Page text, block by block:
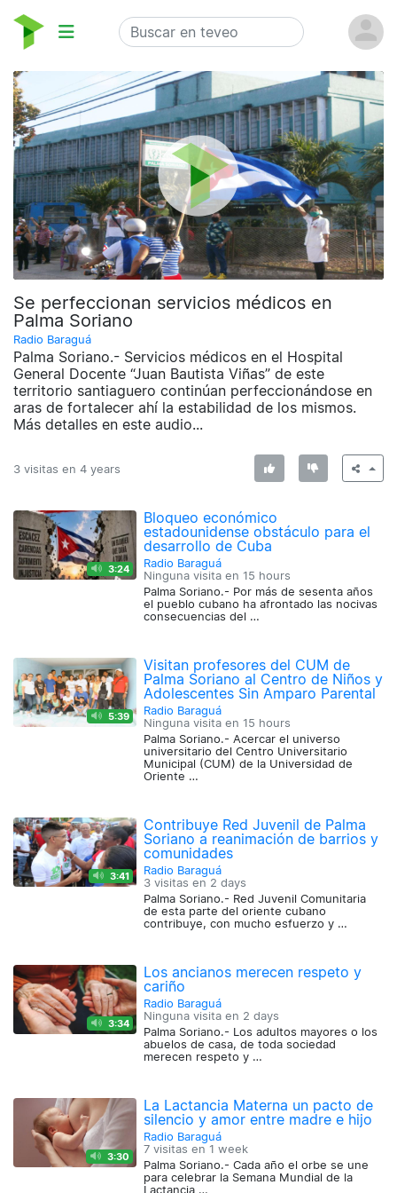
Se perfeccionan servicios médicos en
Palma Soriano
Radio Baraguá
Palma Soriano.- Servicios médicos en el Hospital
General Docente “Juan Bautista Viñas” de este
territorio santiaguero continúan perfeccionándose en
aras de fortalecer ahí la estabilidad de los mismos.
Más detalles en este audio...
3 visitas en 4 years
3:24
Bloqueo económico
estadounidense obstáculo para el
desarrollo de Cuba
Radio Baraguá
Ninguna visita en 15 hours
Palma Soriano.- Por más de sesenta años
el pueblo cubano ha afrontado las nocivas
consecuencias del …
5:39
Visitan profesores del CUM de
Palma Soriano al Centro de Niños y
Adolescentes Sin Amparo Parental
Radio Baraguá
Ninguna visita en 15 hours
Palma Soriano.- Acercar el universo
universitario del Centro Universitario
Municipal (CUM) de la Universidad de
Oriente …
3:41
Contribuye Red Juvenil de Palma
Soriano a reanimación de barrios y
comunidades
Radio Baraguá
3 visitas en 2 days
Palma Soriano.- Red Juvenil Comunitaria
de esta parte del oriente cubano
contribuye, con mucho esfuerzo y …
3:34
Los ancianos merecen respeto y
cariño
Radio Baraguá
Ninguna visita en 2 days
Palma Soriano.- Los adultos mayores o los
abuelos de casa, de toda sociedad
merecen respeto y …
3:30
La Lactancia Materna un pacto de
silencio y amor entre madre e hijo
Radio Baraguá
7 visitas en 1 week
Palma Soriano.- Cada año el orbe se une
para celebrar la Semana Mundial de la
Lactancia …